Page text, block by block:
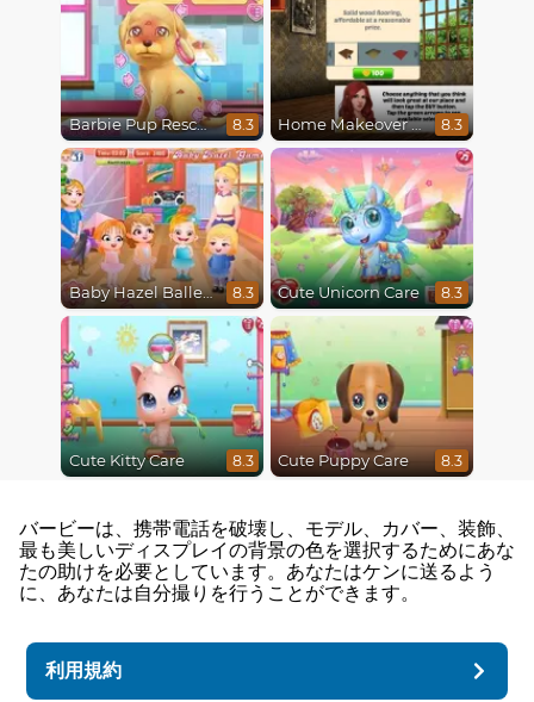
Barbie Pup Rescue 8.3 Home Makeover Hidden Object 8.3
Baby Hazel Ballerina Dance 8.3 Cute Unicorn Care 8.3
Cute Kitty Care 8.3 Cute Puppy Care 8.3
バービーは、携帯電話を破壊し、モデル、カバー、装飾、
最も美しいディスプレイの背景の色を選択するためにあな
たの助けを必要としています。あなたはケンに送るよう
に、あなたは自分撮りを行うことができます。
利用規約